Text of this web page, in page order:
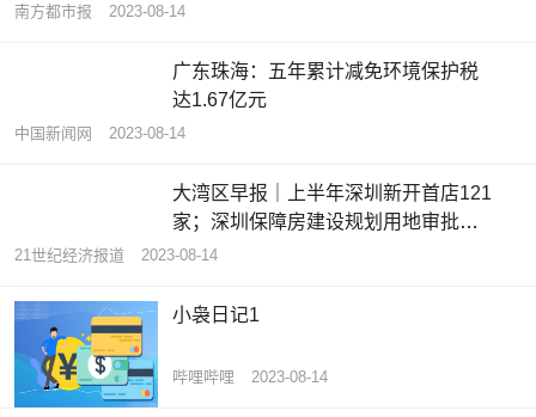
南方都市报 2023-08-14
广东珠海：五年累计减免环境保护税
达1.67亿元
中国新闻网 2023-08-14
大湾区早报｜上半年深圳新开首店121
家；深圳保障房建设规划用地审批规
则公示
21世纪经济报道 2023-08-14
小袅日记1
哔哩哔哩 2023-08-14